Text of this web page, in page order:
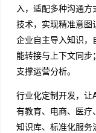
入，适配多种沟通
技术，实现精准意图
企业自主导入知识，
能转接与上下文同步
支撑运营分析。
行业化定制开发，让
有教育、电商、医疗
知识库、标准化服务